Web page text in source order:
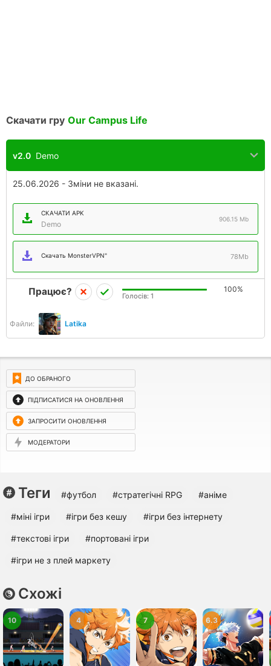
Скачати гру Our Campus Life
v2.0 Demo
25.06.2026 - Зміни не вказані.
СКАЧАТИ APK
Demo
906.15 Mb
Скачать MonsterVPN" 78Mb
Файли: Latika
Працює? 100%
Голосів: 1
ДО ОБРАНОГО
ПІДПИСАТИСЯ НА ОНОВЛЕННЯ
ЗАПРОСИТИ ОНОВЛЕННЯ
МОДЕРАТОРИ
Теги #футбол #стратегічні RPG #аніме
#міні ігри #ігри без кешу #ігри без інтернету
#текстові ігри #портовані ігри
#ігри не з плей маркету
Схожі
10 4 7 6.3